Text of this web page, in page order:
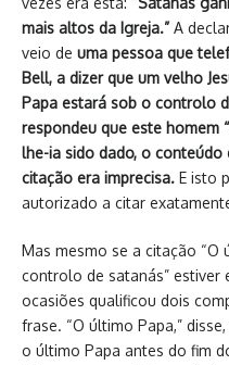
mais altos da Igreja.” A
veio de uma pessoa que
Bell, a dizer que um velho
Papa estará sob o controlo
respondeu que este homem
lhe-ia sido dado, o conteúdo
citação era imprecisa. E isto
autorizado a citar
Mas mesmo se a citação “O
controlo de satanás” estiver
ocasiões qualificou dois
frase. “O último Papa,”
o último Papa antes do fim